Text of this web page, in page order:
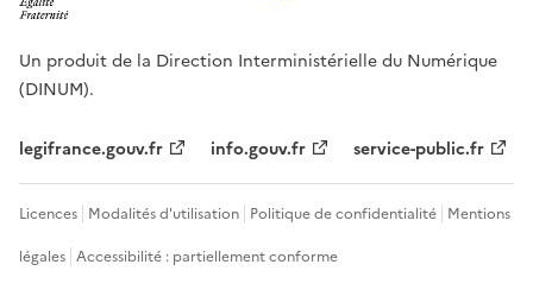
Un produit de la Direction Interministérielle du Numérique
(DINUM).
legifrance.gouv.fr info.gouv.fr service-public.fr
Licences Modalités d'utilisation Politique de confidentialité Mentions
légales Accessibilité : partiellement conforme